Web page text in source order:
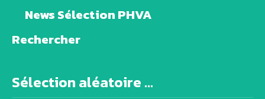
News Sélection PHVA
Rechercher
Sélection aléatoire ...